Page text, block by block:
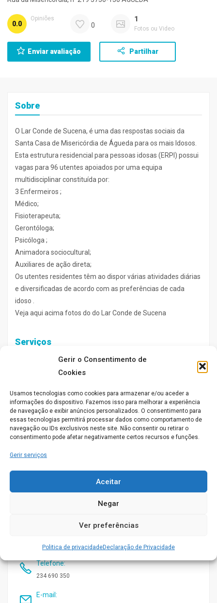
Gerir o Consentimento de
Cookies
Usamos tecnologias como cookies para armazenar e/ou aceder a
informações do dispositivo. Fazemos isso para melhorar a experiência
de navegação e exibir anúncios personalizados. O consentimento para
essas tecnologias permitirá processar dados como comportamento de
navegação ou IDs exclusivos neste site. Não consentir ou retirar o
consentimento pode afetar negativamente certos recursos e funções.
Gerir serviços
Aceitar
Negar
Ver preferências
Politica de privacidadeDeclaração de Privacidade
0.0
Opiniões
0
1
Fotos ou Video
Enviar avaliação Partilhar
Sobre
O Lar Conde de Sucena, é uma das respostas sociais da
Santa Casa de Misericórdia de Águeda para os mais Idosos.
Esta estrutura residencial para pessoas idosas (ERPI) possui
vagas para 96 utentes apoiados por uma equipa
multidisciplinar constituída por:
3 Enfermeiros ;
Médico;
Fisioterapeuta;
Gerontóloga;
Psicóloga ;
Animadora sociocultural;
Auxiliares de ação direta;
Os utentes residentes têm ao dispor várias atividades diárias
e diversificadas de acordo com as preferências de cada
idoso .
Veja aqui acima fotos do do Lar Conde de Sucena
Serviços
Acompanhamento ao exterior
Animação Sociocultural
Enfermagem
Rua da Misericórdia, nº219 3750-130 ÁGUEDA
Telefone:
234 690 350
E-mail: